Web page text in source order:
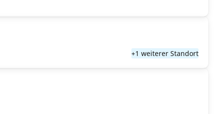
+1 weiterer Standort